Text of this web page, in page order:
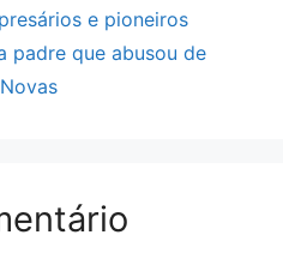
e pioneiros
padre que abusou de